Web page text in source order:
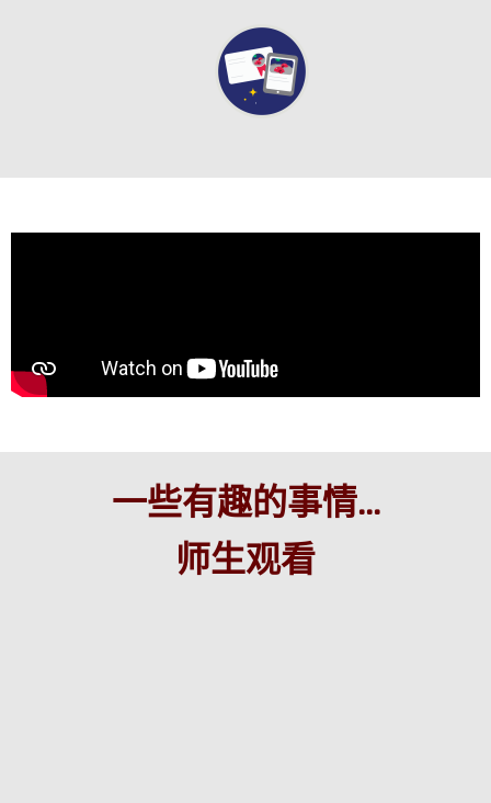
一些有趣的事情...
师生观看